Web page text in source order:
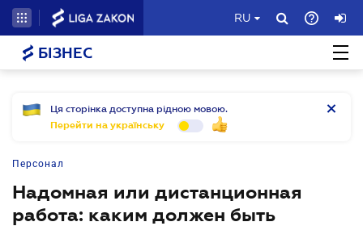
RU
БІЗНЕС
Ця сторінка доступна рідною мовою.
Перейти на українську
Персонал
Надомная или дистанционная
работа: каким должен быть